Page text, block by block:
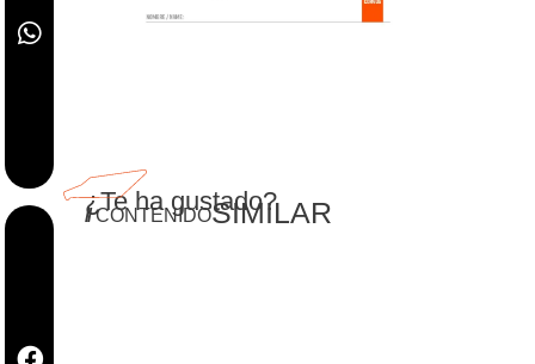
¿Te ha gustado?
// CONTENIDOSIMILAR